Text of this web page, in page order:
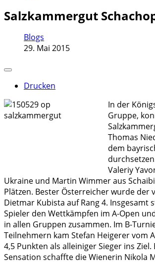
Salzkammergut
Blogs
29. Mai 2015
Drucken
In der
Gruppe,
Thomas
dem
Valeriy
Ukraine und Martin Wimmer aus
Plätzen. Bester Österreicher wurde der
Dietmar Kubista auf Rang 4. Insgesamt
Spieler den Wettkämpfen im A-Open
in allen Gruppen zusammen. Im B-
Teilnehmern kam Stefan Heigerer vom
4,5 Punkten als alleiniger Sieger ins Ziel.
Sensation schaffte die Wienerin Nikola